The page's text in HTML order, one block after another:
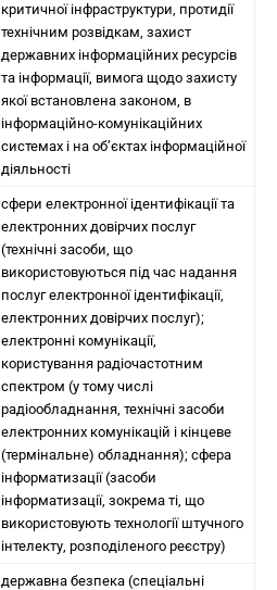
критичної інфраструктури, протидії
технічним розвідкам, захист
державних інформаційних ресурсів
та інформації, вимога щодо захисту
якої встановлена законом, в
інформаційно-комунікаційних
системах і на об’єктах інформаційної
діяльності
сфери електронної ідентифікації та
електронних довірчих послуг
(технічні засоби, що
використовуються під час надання
послуг електронної ідентифікації,
електронних довірчих послуг);
електронні комунікації,
користування радіочастотним
спектром (у тому числі
радіообладнання, технічні засоби
електронних комунікацій і кінцеве
(термінальне) обладнання); сфера
інформатизації (засоби
інформатизації, зокрема ті, що
використовують технології штучного
інтелекту, розподіленого реєстру)
державна безпека (спеціальні